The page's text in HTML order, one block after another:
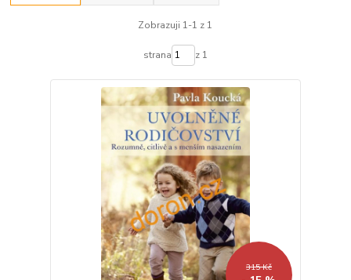
Zobrazuji 1-1 z 1
strana z 1
315 Kč